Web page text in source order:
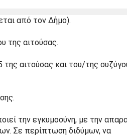
από τον Δήμο).
της αιτούσας.
αιτούσας και του/της
την εγκυμοσύνη, με την
Σε περίπτωση διδύμων, να